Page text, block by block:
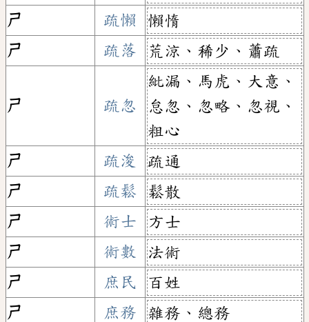
ㄕ
疏懶
懶惰
ㄕ
疏落 荒涼、稀少、蕭疏
ㄕ 疏忽
紕漏、馬虎、大意、
怠忽、忽略、忽視、
粗心
ㄕ
疏浚
疏通
ㄕ
疏鬆
鬆散
ㄕ
術士
方士
ㄕ
術數
法術
ㄕ
庶民
百姓
ㄕ
庶務
雜務、總務